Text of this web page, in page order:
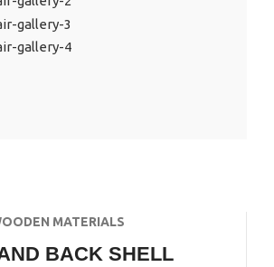
MATERIALS
BACK SHELL